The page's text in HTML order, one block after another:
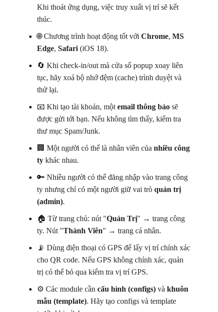
Khi thoát ứng dụng, việc truy xuất vị trí sẽ kết
thúc.
🌐 Chương trình hoạt động tốt với Chrome, MS
Edge, Safari (iOS 18).
🔄 Khi check-in/out mà cửa sổ popup xoay liên
tục, hãy xoá bộ nhớ đệm (cache) trình duyệt và
thử lại.
📧 Khi tạo tài khoản, một email thông báo sẽ
được gửi tới bạn. Nếu không tìm thấy, kiểm tra
thư mục Spam/Junk.
🏢 Một người có thể là nhân viên của nhiều công
ty khác nhau.
🔑 Nhiều người có thể đăng nhập vào trang công
ty nhưng chỉ có một người giữ vai trò quản trị
(admin).
🏠 Từ trang chủ: nút "Quản Trị" → trang công
ty. Nút "Thành Viên" → trang cá nhân.
📡 Dùng điện thoại có GPS để lấy vị trí chính xác
cho QR code. Nếu GPS không chính xác, quản
trị có thể bỏ qua kiểm tra vị trí GPS.
⚙️ Các module cần cấu hình (configs) và khuôn
mẫu (template). Hãy tạo configs và template